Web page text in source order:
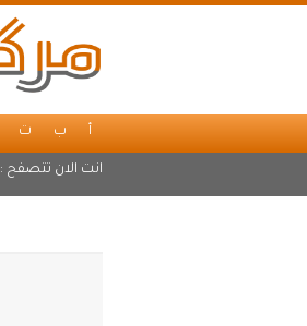
أ ب ت
انت الان تتصفح :